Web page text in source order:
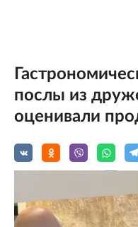
послы из
оценивали